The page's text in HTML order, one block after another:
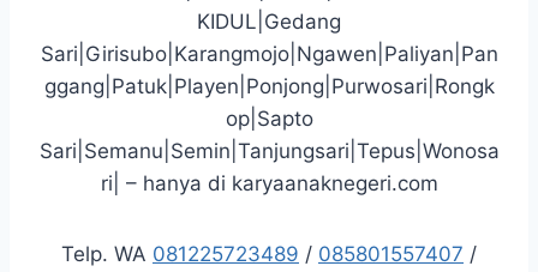
KIDUL|Gedang
Sari|Girisubo|Karangmojo|Ngawen|Paliyan|Pan
ggang|Patuk|Playen|Ponjong|Purwosari|Rongk
op|Sapto
Sari|Semanu|Semin|Tanjungsari|Tepus|Wonosa
ri| – hanya di karyaanaknegeri.com
Telp. WA 081225723489 / 085801557407 /